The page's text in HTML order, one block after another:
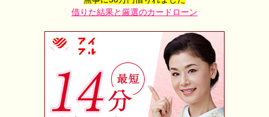
借りた結果と厳選のカードローン